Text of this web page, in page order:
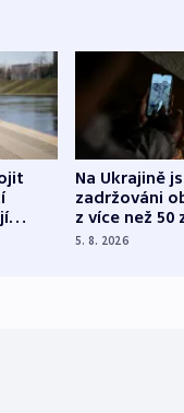
Na Ukrajině
zadržováni
z více než 50
Bojovali na
5. 8. 2026